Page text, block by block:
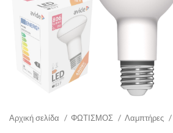
Αρχική σελίδα ΦΩΤΙΣΜΟΣ Λαμπτήρες